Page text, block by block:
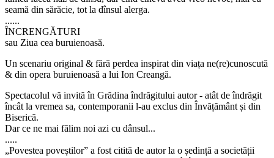
seamă din sărăcie, tot la dînsul alerga.
......
ÎNCRENGĂTURI
sau Ziua cea buruienoasă.
Un scenariu original & fără perdea inspirat din viața ne(re)cunoscută
& din opera buruienoasă a lui Ion Creangă.
Spectacolul vă invită în Grădina îndrăgitului autor - atât de îndrăgit
încât la vremea sa, contemporanii l-au exclus din Învățământ și din
Biserică.
Dar ce ne mai fălim noi azi cu dânsul...
.....
„Povestea poveștilor” a fost citită de autor la o ședință a societății